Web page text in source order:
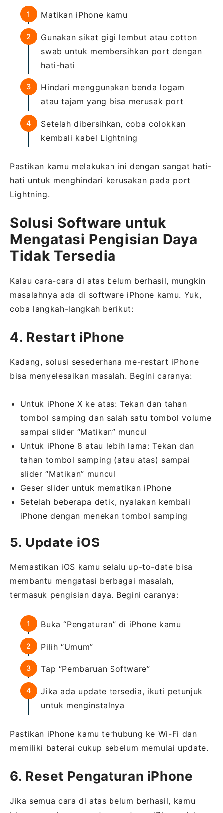
Matikan iPhone kamu
Gunakan sikat gigi lembut atau cotton
swab untuk membersihkan port dengan
hati-hati
Hindari menggunakan benda logam
atau tajam yang bisa merusak port
Setelah dibersihkan, coba colokkan
kembali kabel Lightning
Pastikan kamu melakukan ini dengan sangat hati-
hati untuk menghindari kerusakan pada port
Lightning.
Solusi Software untuk
Mengatasi Pengisian Daya
Tidak Tersedia
Kalau cara-cara di atas belum berhasil, mungkin
masalahnya ada di software iPhone kamu. Yuk,
coba langkah-langkah berikut:
4. Restart iPhone
Kadang, solusi sesederhana me-restart iPhone
bisa menyelesaikan masalah. Begini caranya:
Untuk iPhone X ke atas: Tekan dan tahan
tombol samping dan salah satu tombol volume
sampai slider “Matikan” muncul
Untuk iPhone 8 atau lebih lama: Tekan dan
tahan tombol samping (atau atas) sampai
slider “Matikan” muncul
Geser slider untuk mematikan iPhone
Setelah beberapa detik, nyalakan kembali
iPhone dengan menekan tombol samping
5. Update iOS
Memastikan iOS kamu selalu up-to-date bisa
membantu mengatasi berbagai masalah,
termasuk pengisian daya. Begini caranya:
Buka “Pengaturan” di iPhone kamu
Pilih “Umum”
Tap “Pembaruan Software”
Jika ada update tersedia, ikuti petunjuk
untuk menginstalnya
Pastikan iPhone kamu terhubung ke Wi-Fi dan
memiliki baterai cukup sebelum memulai update.
6. Reset Pengaturan iPhone
Jika semua cara di atas belum berhasil, kamu